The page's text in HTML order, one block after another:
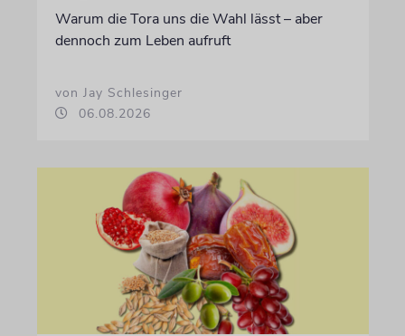
Warum die Tora uns die Wahl lässt – aber
dennoch zum Leben aufruft
von Jay Schlesinger
06.08.2026